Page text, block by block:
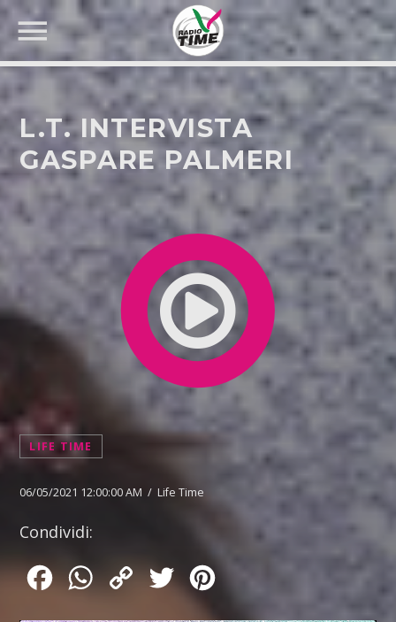
CERCA NEL SITO WEB:
L.T. INTERVISTA
GASPARE PALMERI
LIFE TIME
06/05/2021 12:00:00 AM / Life Time
Condividi:
FacebookWhatsApp
Copy
Twitter